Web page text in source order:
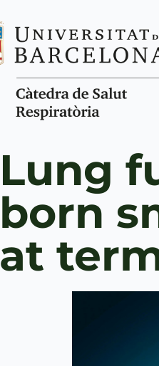
Lung
born
at